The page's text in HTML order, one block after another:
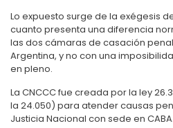
Lo expuesto surge de la exégesis
cuanto presenta una diferencia
las dos cámaras de casación
Argentina, y no con una
en pleno.
La CNCCC fue creada por la ley
la 24.050) para atender causas
Justicia Nacional con sede en